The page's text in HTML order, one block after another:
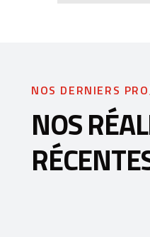
NOS DERNIERS
NOS